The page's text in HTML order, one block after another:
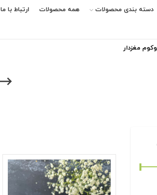
دسته بندی محصولات همه محصولات ارتباط با ما
مغزدار